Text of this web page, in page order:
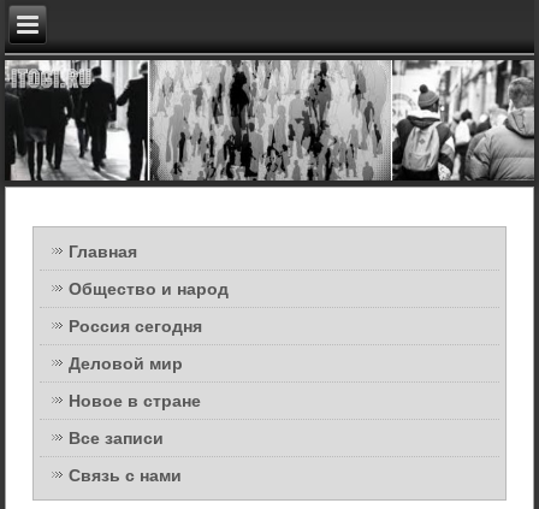
Главная
Общество и народ
Россия сегодня
Деловой мир
Новое в стране
Все записи
Связь с нами